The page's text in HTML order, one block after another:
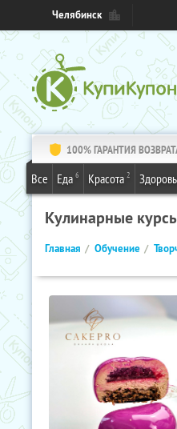
Челябинск
100% ГАРАНТИЯ
Все Еда 6 Красота 2
Кулинарные
Главная Обучение